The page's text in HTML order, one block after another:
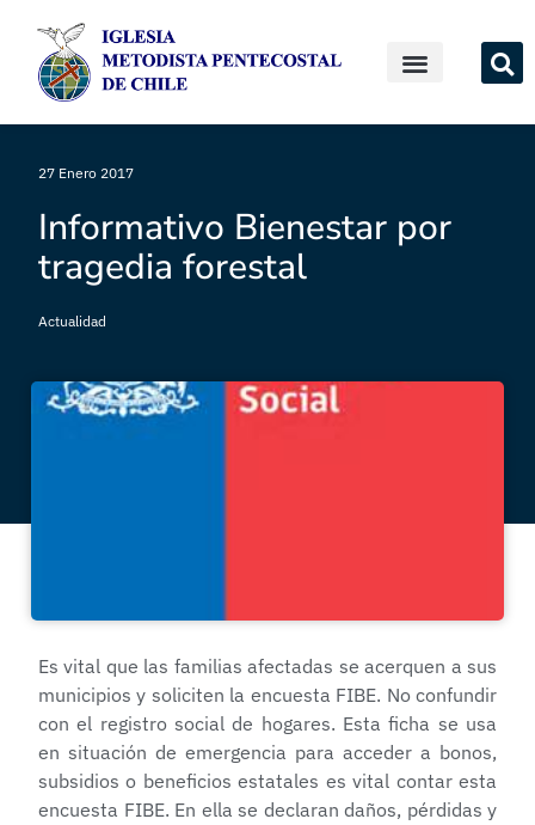
27 Enero 2017
Informativo Bienestar por
tragedia forestal
Actualidad
Es vital que las familias afectadas se acerquen a sus
municipios y soliciten la encuesta FIBE. No confundir
con el registro social de hogares. Esta ficha se usa
en situación de emergencia para acceder a bonos,
subsidios o beneficios estatales es vital contar esta
encuesta FIBE. En ella se declaran daños, pérdidas y